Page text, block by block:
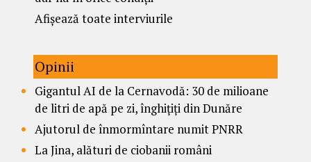
Afișează toate interviurile
Opinii
Gigantul AI de la Cernavodă: 30 de milioane
de litri de apă pe zi, înghițiți din Dunăre
Ajutorul de înmormîntare numit PNRR
La Jina, alături de ciobanii români